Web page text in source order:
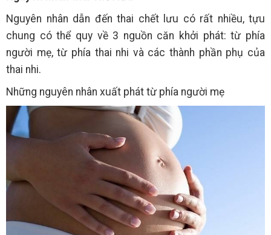
Nguyên nhân dẫn đến thai chết lưu có rất nhiều, tựu
chung có thể quy về 3 nguồn căn khởi phát: từ phía
người mẹ, từ phía thai nhi và các thành phần phụ của
thai nhi.
Những nguyên nhân xuất phát từ phía người mẹ